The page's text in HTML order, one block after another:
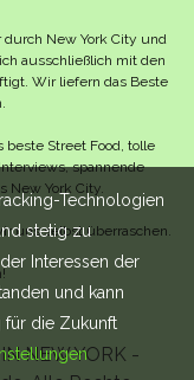
New York City und
ausschließlich mit den
Wir liefern das Beste
beste Street Food, tolle
spannende
New York City.
uns selbst überraschen.
NEW YORK -
Technologien
stetig zu
Interessen der
und kann
für die Zukunft